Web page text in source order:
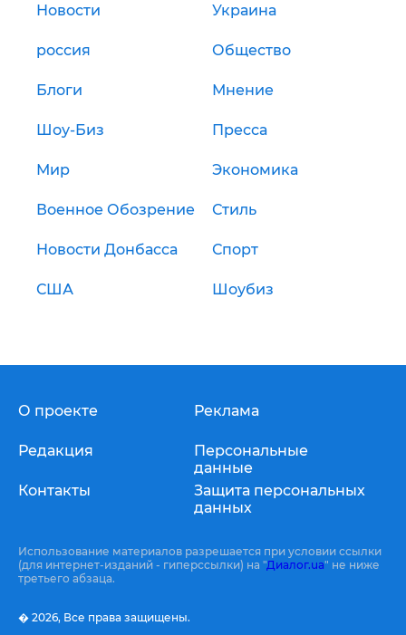
Новости Украина
россия Общество
Блоги Мнение
Шоу-Биз Пресса
Мир Экономика
Военное Обозрение Стиль
Новости Донбасса Спорт
США Шоубиз
О проекте
Редакция
Контакты
Реклама
Персональные
данные
Защита персональных
данных
Использование материалов разрешается при условии ссылки
(для интернет-изданий - гиперссылки) на "Диалог.ua" не ниже
третьего абзаца.
� 2026, Все права защищены.